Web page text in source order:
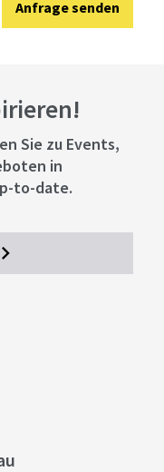
Anfrage senden
Sie zu Events,
in
to-date.